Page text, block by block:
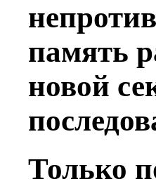
память
новой
Только